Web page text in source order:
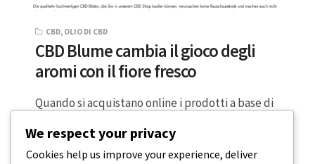
CBD, OLIO DI CBD
CBD Blume cambia il gioco degli
aromi con il fiore fresco
Quando si acquistano online i prodotti a base di
gommosi, tinture e creme…
We respect your privacy
Cookies help us improve your experience, deliver